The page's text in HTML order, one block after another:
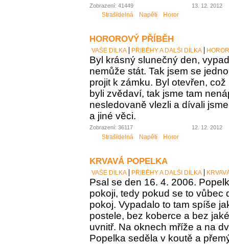
Zobrazení: 41449 13. 12. 2012
Strašidelná Napětí Horor
HOROROVÝ PŘÍBĚH
VAŠE DÍLKA PŘÍBĚHY A DALŠÍ DÍLKA
Byl krásný slunečný den,
nemůže stát. Tak jsem se
projit k zámku. Byl otevřen,
byli zvědaví, tak jsme tam
nesledovaně vlezli a dívali
a jiné věci.
Zobrazení: 36117 12. 12. 2012
Strašidelná Napětí Horor
KRVAVÁ POPELKA
VAŠE DÍLKA PŘÍBĚHY A DALŠÍ DÍLKA
Psal se den 16. 4. 2006.
pokoji, tedy pokud se to vůbec
pokoj. Vypadalo to tam spíše
postele, bez koberce a bez
uvnitř. Na oknech mříže a na
Popelka seděla v koutě a